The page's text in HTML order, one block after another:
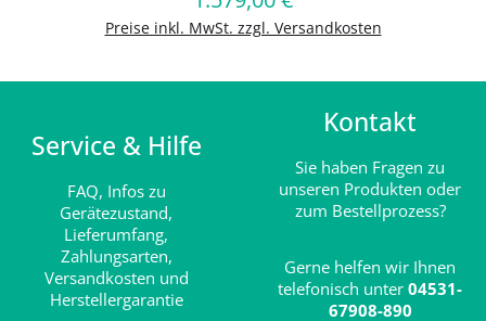
Preise inkl. MwSt. zzgl. Versandkosten
Service & Hilfe
FAQ, Infos zu
Gerätezustand,
Lieferumfang,
Zahlungsarten,
Versandkosten und
Herstellergarantie
Kontakt
Sie haben Fragen zu
unseren Produkten oder
zum Bestellprozess?
Gerne helfen wir Ihnen
telefonisch unter 04531-
67908-890